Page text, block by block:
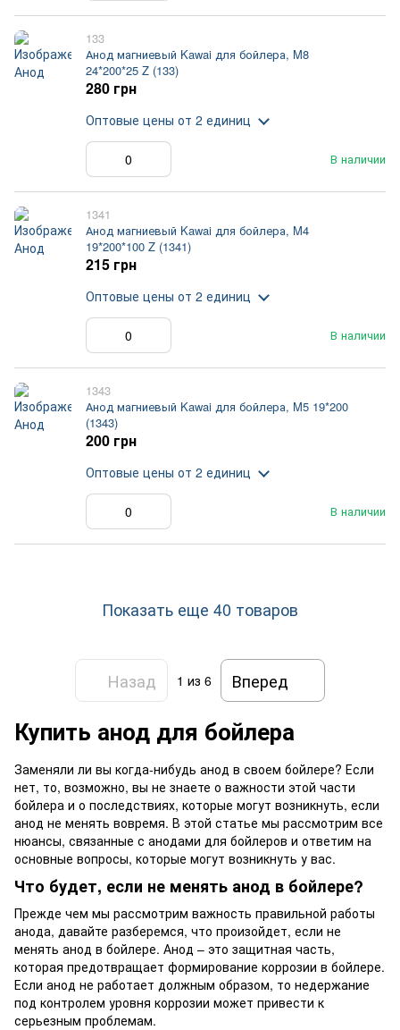
133
Анод магниевый Kawai для бойлера, M8
24*200*25 Z (133)
В наличии
280 грн
Оптовые цены от 2 единиц
1341
Анод магниевый Kawai для бойлера, M4
19*200*100 Z (1341)
В наличии
215 грн
Оптовые цены от 2 единиц
1343
Анод магниевый Kawai для бойлера, M5 19*200
(1343)
В наличии
200 грн
Оптовые цены от 2 единиц
Показать еще 40 товаров
Назад 1 из 6 Вперед
Купить анод для бойлера
Заменяли ли вы когда-нибудь анод в своем бойлере? Если
нет, то, возможно, вы не знаете о важности этой части
бойлера и о последствиях, которые могут возникнуть, если
анод не менять вовремя. В этой статье мы рассмотрим все
нюансы, связанные с анодами для бойлеров и ответим на
основные вопросы, которые могут возникнуть у вас.
Что будет, если не менять анод в бойлере?
Прежде чем мы рассмотрим важность правильной работы
анода, давайте разберемся, что произойдет, если не
менять анод в бойлере. Анод – это защитная часть,
которая предотвращает формирование коррозии в бойлере.
Если анод не работает должным образом, то недержание
под контролем уровня коррозии может привести к
серьезным проблемам.